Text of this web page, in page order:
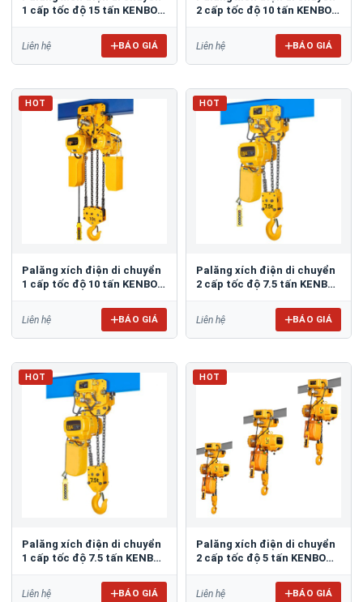
1 cấp tốc độ 15 tấn KENBO
Liên hệ BÁO GIÁ
2 cấp tốc độ 10 tấn KENBO
Liên hệ BÁO GIÁ
HOT
Palăng xích điện di chuyển
1 cấp tốc độ 10 tấn KENBO
Liên hệ BÁO GIÁ
HOT
Palăng xích điện di chuyển
2 cấp tốc độ 7.5 tấn KENBO
Liên hệ BÁO GIÁ
HOT
Palăng xích điện di chuyển
1 cấp tốc độ 7.5 tấn KENBO
Liên hệ BÁO GIÁ
HOT
Palăng xích điện di chuyển
2 cấp tốc độ 5 tấn KENBO
Liên hệ BÁO GIÁ